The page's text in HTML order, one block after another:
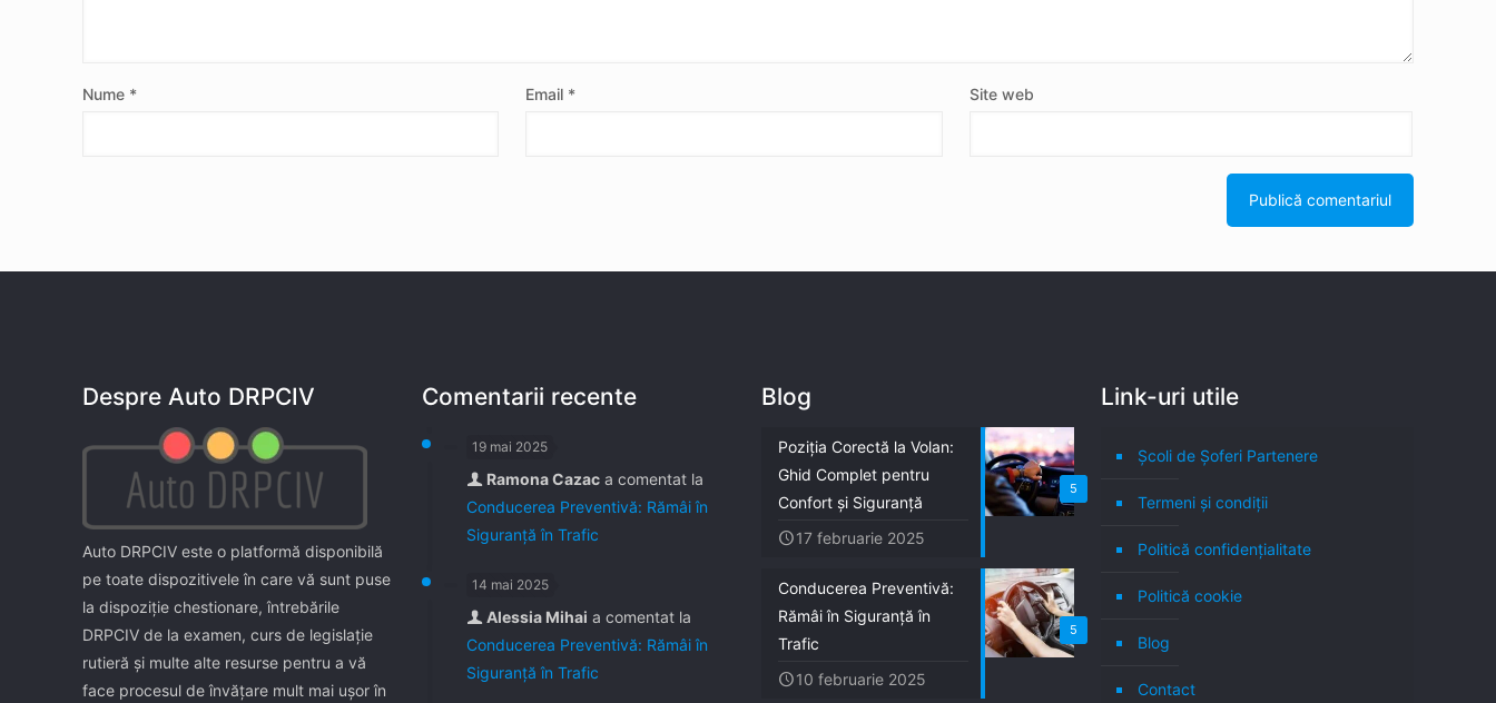
Nume * Email * Site web
Despre Auto DRPCIV
Auto DRPCIV este o platformă disponibilă
pe toate dispozitivele în care vă sunt puse
la dispoziţie chestionare, întrebările
DRPCIV de la examen, curs de legislaţie
rutieră şi multe alte resurse pentru a vă
face procesul de învăţare mult mai uşor în
Comentarii recente
19 mai 2025
Ramona Cazac a comentat la
Conducerea Preventivă: Rămâi în
Siguranță în Trafic
14 mai 2025
Alessia Mihai a comentat la
Conducerea Preventivă: Rămâi în
Siguranță în Trafic
Blog
5
Poziția Corectă la Volan:
Ghid Complet pentru
Confort și Siguranță
17 februarie 2025
5
Conducerea Preventivă:
Rămâi în Siguranță în
Trafic
10 februarie 2025
Link-uri utile
Școli de Șoferi Partenere
Termeni şi condiţii
Politică confidenţialitate
Politică cookie
Blog
Contact